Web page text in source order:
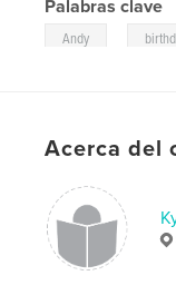
Palabras clave
Andy
Acerca del